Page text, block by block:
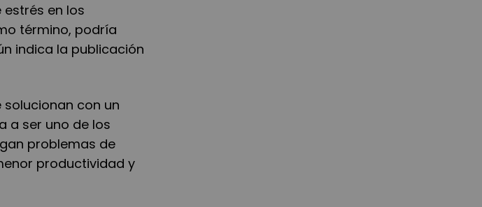
en los
término, podría
indica la publicación
solucionan con un
a ser uno de los
problemas de
productividad y